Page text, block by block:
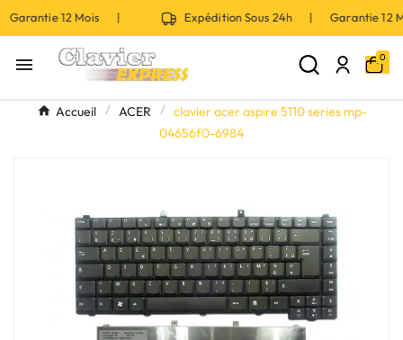
12 Mois | Expédition Sous 24h | Garantie
 0
Accueil ACER
clavier acer aspire 5110 series mp-
04656f0-6984